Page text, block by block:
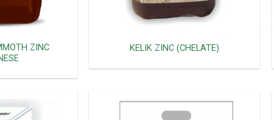
ZINC
KELIK ZINC (CHELATE)